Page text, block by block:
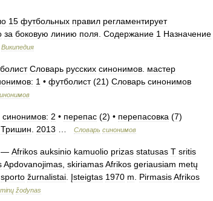
15 футбольных правил регламентирует
за боковую линию поля Содержание 1 Назначение
Википедия
Словарь русских синонимов мастер
1 • футболист(21) Словарь синонимов
синонимов: 2 • перепас (2) • перепасовка (7)
Тришин 2013 Словарь синонимов
— Afrikos auksinio kamuolio prizas statusas T sritis
Apdovanojimas skiriamasAfrikos geriausiam metų
sporto žurnalistai Įsteigtas 1970 m PirmasisAfrikos
žodynas